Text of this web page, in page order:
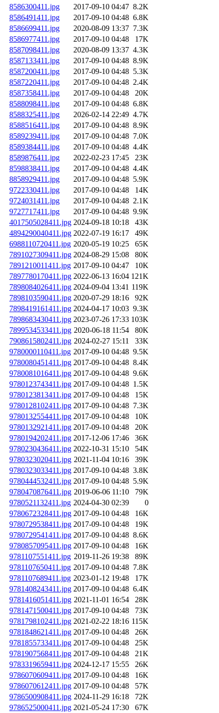
8586300411.jpg
2017-09-10 04:47 8.2K
8586491411.jpg
2017-09-10 04:48 6.8K
8586699411.jpg
2020-08-09 13:37 7.3K
8586977411.jpg
2017-09-10 04:48
17K
8587098411.jpg
2020-08-09 13:37 4.3K
8587133411.jpg
2017-09-10 04:48 8.9K
8587200411.jpg
2017-09-10 04:48 5.3K
8587220411.jpg
2017-09-10 04:48 2.4K
8587358411.jpg
2017-09-10 04:48
20K
8588098411.jpg
2017-09-10 04:48 6.8K
8588325411.jpg
2026-02-14 22:49 4.7K
8588516411.jpg
2017-09-10 04:48 8.9K
8589239411.jpg
2017-09-10 04:48 7.0K
8589384411.jpg
2017-09-10 04:48 4.4K
8589876411.jpg
2022-02-23 17:45
23K
8598838411.jpg
2017-09-10 04:48 4.4K
8858929411.jpg
2017-09-10 04:48 5.9K
9722330411.jpg
2017-09-10 04:48
14K
9724031411.jpg
2017-09-10 04:48 2.1K
9727717411.jpg
2017-09-10 04:48 9.9K
4017505028411.jpg 2024-09-18 10:18
43K
4894290040411.jpg 2022-07-19 16:17
49K
6988110720411.jpg 2020-05-19 10:25
65K
7891027309411.jpg 2024-08-29 15:08
80K
7891210011411.jpg 2017-09-10 04:47
10K
7897780170411.jpg 2022-06-13 16:04 121K
7898084026411.jpg 2024-09-04 13:41 119K
7898103590411.jpg 2020-07-29 18:16
92K
7898419161411.jpg 2024-04-17 10:03 9.3K
7898683430411.jpg 2023-07-26 17:33 103K
7899534533411.jpg 2020-06-18 11:54
80K
7908615802411.jpg 2024-02-27 15:11
33K
9780000110411.jpg 2017-09-10 04:48 9.5K
9780080451411.jpg 2017-09-10 04:48 8.4K
9780081016411.jpg 2017-09-10 04:48 9.6K
9780123743411.jpg 2017-09-10 04:48 1.5K
9780123813411.jpg 2017-09-10 04:48
15K
9780128102411.jpg 2017-09-10 04:48 7.3K
9780132554411.jpg 2017-09-10 04:48
10K
9780132921411.jpg 2017-09-10 04:48
20K
9780194202411.jpg 2017-12-06 17:46
36K
9780230436411.jpg 2022-10-31 15:10
54K
9780323020411.jpg 2021-11-04 10:16
39K
9780323033411.jpg 2017-09-10 04:48 3.8K
9780444532411.jpg 2017-09-10 04:48 5.9K
9780470876411.jpg 2019-06-06 11:10
79K
9780521132411.jpg 2024-04-30 02:39
0
9780672328411.jpg 2017-09-10 04:48
16K
9780729538411.jpg 2017-09-10 04:48
19K
9780729541411.jpg 2017-09-10 04:48 8.6K
9780857095411.jpg 2017-09-10 04:48
16K
9781107551411.jpg 2019-11-26 19:38
89K
9781107650411.jpg 2017-09-10 04:48 7.8K
9781107689411.jpg 2023-01-12 19:48
17K
9781408243411.jpg 2017-09-10 04:48 6.4K
9781416051411.jpg 2021-11-01 16:54
28K
9781471500411.jpg 2017-09-10 04:48
73K
9781798102411.jpg 2021-02-22 18:16 115K
9781848621411.jpg 2017-09-10 04:48
26K
9781855733411.jpg 2017-09-10 04:48
25K
9781907568411.jpg 2017-09-10 04:48
21K
9783319659411.jpg 2024-12-17 15:55
26K
9786070609411.jpg 2017-09-10 04:48
16K
9786070612411.jpg 2017-09-10 04:48
57K
9786500908411.jpg 2024-11-29 16:18
72K
9786525000411.jpg 2021-05-24 17:30
67K